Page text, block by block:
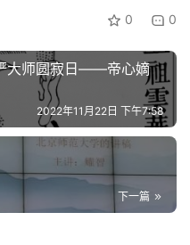
0 0
大师圆寂日——帝心嫡
2022年11月22日 下午7:58
下一篇